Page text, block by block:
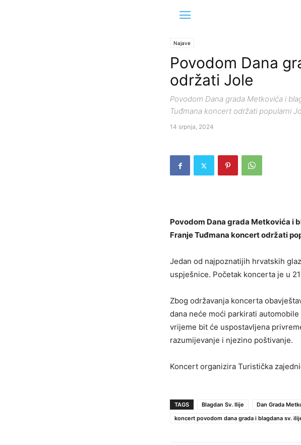
Najave
Povodom Dana
održati Jole
Povodom Dana grada Metkovića i
Tuđmana koncert održati popularni
14 srpnja, 2024
Povodom Dana grada Metkovića i
Franje Tuđmana koncert održati
Jedan od najpoznatijih hrvatskih
uspješnice. Početak koncerta je u
Zbog održavanja koncerta
dana neće moći parkirati
vrijeme bit će uspostavljena
razumijevanje i njezino poštivanje.
Koncert organizira Turistička
TAGS Blagdan Sv. Ilije Dan Grada
koncert povodom dana grada i blagdana sv.